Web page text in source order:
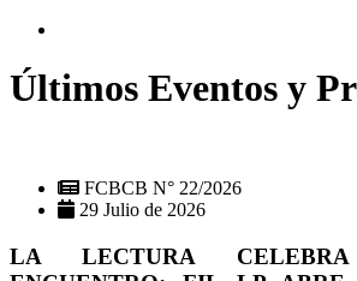
Últimos Eventos y
FCBCB N° 22/2026
29 Julio de 2026
LA LECTURA